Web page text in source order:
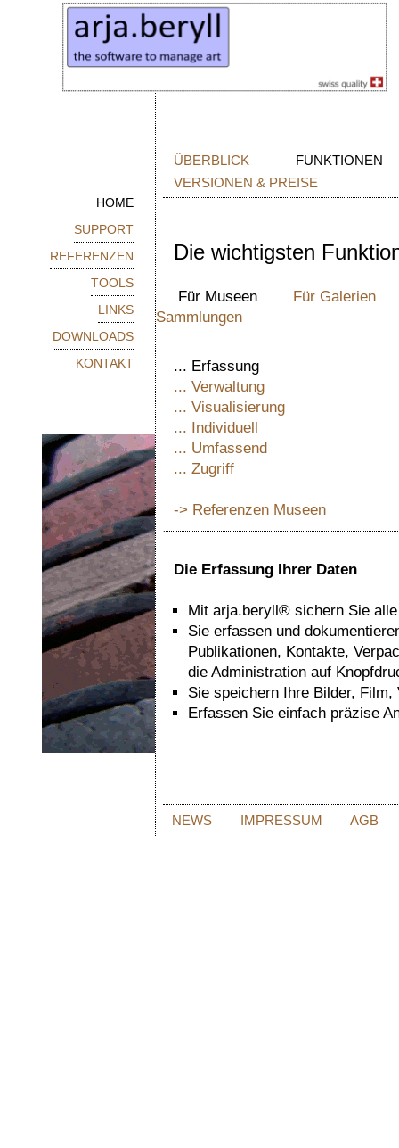
HOME
SUPPORT
REFERENZEN
TOOLS
LINKS
DOWNLOADS
KONTAKT
ÜBERBLICK
VERSIONEN & PREISE
Die wichtigsten
Für Museen Für Galerien
Sammlungen
... Erfassung
... Verwaltung
... Visualisierung
... Individuell
... Umfassend
... Zugriff
-> Referenzen Museen
Die Erfassung Ihrer Daten
Mit arja.beryll® sichern Sie
Sie erfassen und
Publikationen, Kontakte,
die Administration auf
Sie speichern Ihre Bilder, Film,
Erfassen Sie einfach präzise
NEWS IMPRESSUM AGB